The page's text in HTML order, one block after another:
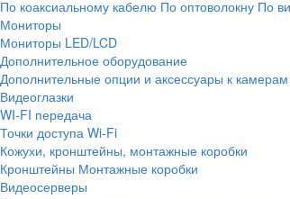
По коаксиальному кабелю По оптоволокну По
Мониторы
Мониторы LED/LCD
Дополнительное оборудование
Дополнительные опции и аксессуары к камерам
Видеоглазки
WI-FI передача
Точки доступа Wi-Fi
Кожухи, кронштейны, монтажные коробки
Кронштейны Монтажные коробки
Видеосерверы